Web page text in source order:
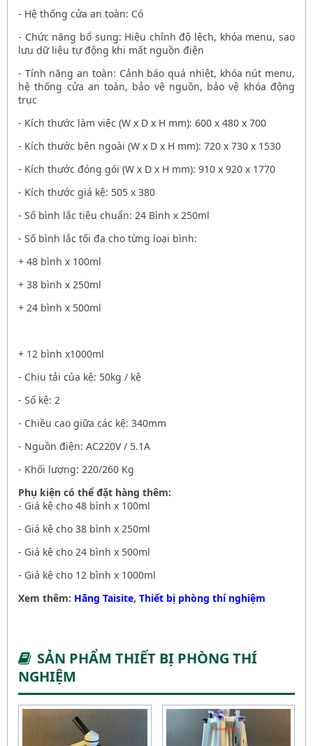
- Hệ thống cửa an toàn: Có
- Chức năng bổ sung: Hiệu chỉnh độ lệch, khóa menu, sao
lưu dữ liệu tự động khi mất nguồn điện
- Tính năng an toàn: Cảnh báo quá nhiệt, khóa nút menu,
hệ thống cửa an toàn, bảo vệ nguồn, bảo vệ khóa động
trục
- Kích thước làm việc (W x D x H mm): 600 x 480 x 700
- Kích thước bên ngoài (W x D x H mm): 720 x 730 x 1530
- Kích thước đóng gói (W x D x H mm): 910 x 920 x 1770
- Kích thước giá kệ: 505 x 380
- Số bình lắc tiêu chuẩn: 24 Bình x 250ml
- Số bình lắc tối đa cho từng loại bình:
+ 48 bình x 100ml
+ 38 bình x 250ml
+ 24 bình x 500ml
+ 12 bình x1000ml
- Chịu tải của kệ: 50kg / kệ
- Số kệ: 2
- Chiều cao giữa các kệ: 340mm
- Nguồn điện: AC220V / 5.1A
- Khối lượng: 220/260 Kg
Phụ kiện có thể đặt hàng thêm:
- Giá kệ cho 48 bình x 100ml
- Giá kệ cho 38 bình x 250ml
- Giá kệ cho 24 bình x 500ml
- Giá kệ cho 12 bình x 1000ml
Xem thêm: Hãng Taisite, Thiết bị phòng thí nghiệm
SẢN PHẨM THIẾT BỊ PHÒNG THÍ
NGHIỆM